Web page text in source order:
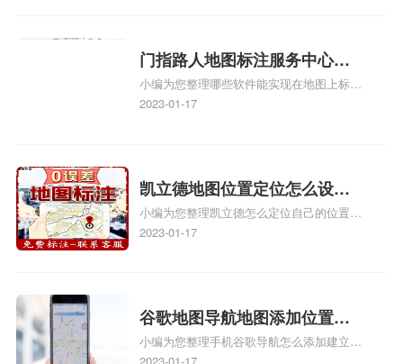
关地图标注知识，详情可查看下方正文！
门指路人地图标注服务中心地
图位置地址标记？门指路人地
图标注服务中心苹果地图位置
小编为您整理哪些软件能实现在地图上标记
门指路人地图标注服务中心位置、门指路人
门指路人地图标注服务中心地址标注上地图
怎么弄相关地图标注知识，详情可查看下方
正文！
2023-01-17
凯立德地图位置定位怎么设置
自己的指路人地图标注服务中
心名？凯立德地图位置定位怎
小编为您整理凯立德怎么定位自己的位置
啊、手机凯立德地图定位怎么设置往上走、
地图标注服务中心铺招牌相关地图标注知
识，详情可查看下方正文！
2023-01-17
谷歌地图导航地图添加位置？
添加谷歌地图导航位置？
小编为您整理手机谷歌导航怎么添加建立多
人位置、如何在地图，谷歌地图添加公司位
2023-01-17